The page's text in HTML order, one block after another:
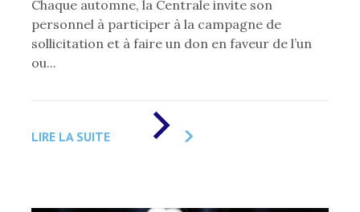
Chaque automne, la Centrale invite son
personnel à participer à la campagne de
sollicitation et à faire un don en faveur de l’un
ou...
LIRE LA SUITE«
RÉSULTAT